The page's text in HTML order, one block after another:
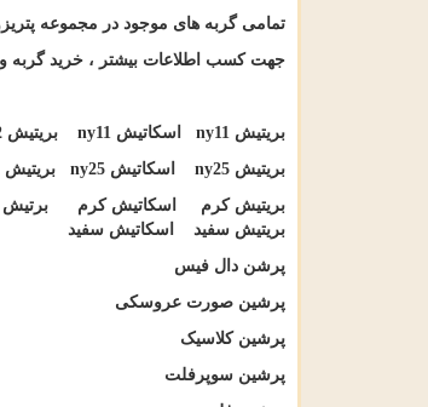
تمامی گربه های موجود در مجموعه
جهت کسب اطلاعات بیشتر ، خرید گربه
بریتیش اسکاتیش بریتیش
بریتیش
اسکاتیش بریتیش
بریتیش کرم اسکاتیش کرم
بریتیش سفید اسکاتیش سفید
پرشن دال فیس
پرشین صورت عروسکی
پرشین کلاسیک
پرشین سوپرفلت